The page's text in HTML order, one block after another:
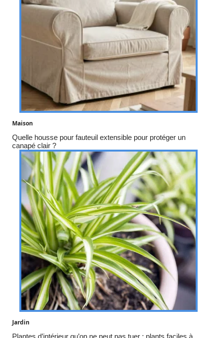
Maison
Quelle housse pour fauteuil extensible pour protéger un
canapé clair ?
Jardin